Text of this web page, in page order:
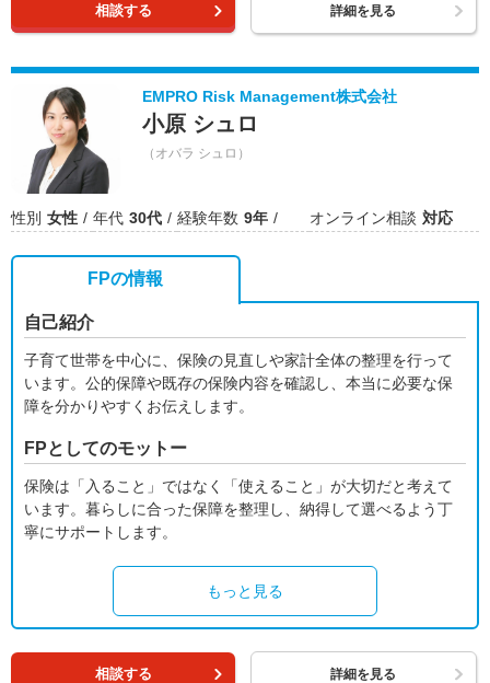
相談する 詳細を見る
EMPRO Risk Management株式会社
小原 シュロ
（オバラ シュロ）
性別 女性 年代 30代 経験年数 9年 オンライン相談 対応
FPの情報
自己紹介
子育て世帯を中心に、保険の見直しや家計全体の整理を行って
います。公的保障や既存の保険内容を確認し、本当に必要な保
障を分かりやすくお伝えします。
FPとしてのモットー
保険は「入ること」ではなく「使えること」が大切だと考えて
います。暮らしに合った保障を整理し、納得して選べるよう丁
寧にサポートします。
もっと見る
相談する 詳細を見る